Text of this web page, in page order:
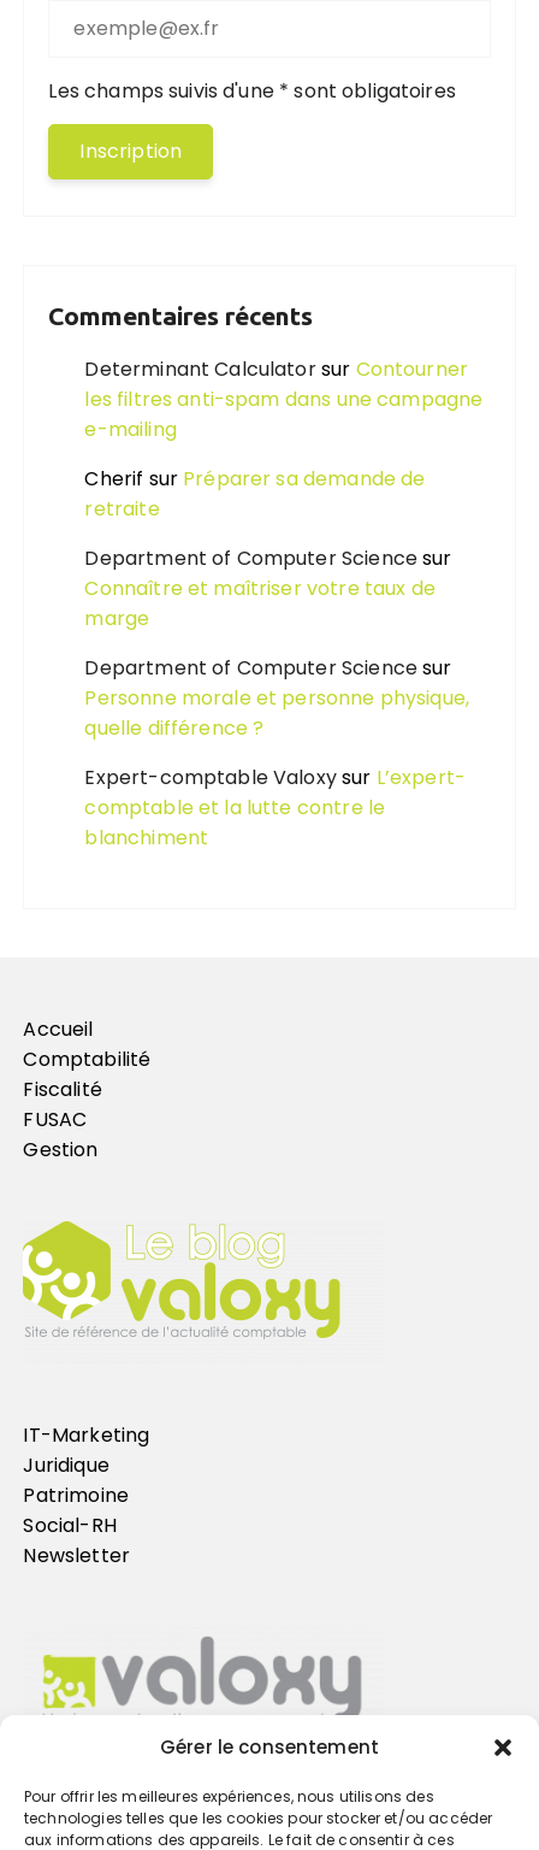
Gérer le consentement
Pour offrir les meilleures expériences, nous utilisons des
technologies telles que les cookies pour stocker et/ou accéder
aux informations des appareils. Le fait de consentir à ces
Les champs suivis d'une * sont obligatoires
Commentaires récents
Determinant Calculatorsur Contourner
les filtres anti-spam dans une campagne
e-mailing
Cherif sur Préparer sa demande de
retraite
Department of Computer Sciencesur
Connaître et maîtriser votre taux de
marge
Department of Computer Sciencesur
Personne morale et personne physique,
quelle différence ?
Expert-comptable Valoxysur L’expert-
comptable et la lutte contre le
blanchiment
Accueil
Comptabilité
Fiscalité
FUSAC
Gestion
IT-Marketing
Juridique
Patrimoine
Social-RH
Newsletter
Trouvez votre cabinet